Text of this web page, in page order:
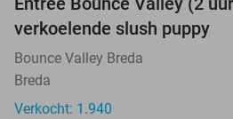
verkoelende slush puppy
Bounce Valley Breda
Breda
Verkocht: 1.940